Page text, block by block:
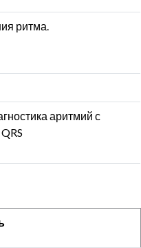
ритма.
аритмий с